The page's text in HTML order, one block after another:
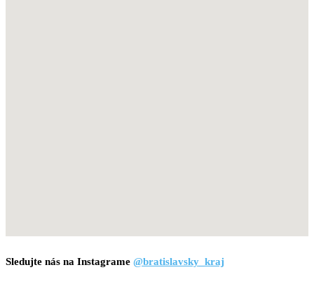
Sledujte nás na Instagrame @bratislavsky_kraj